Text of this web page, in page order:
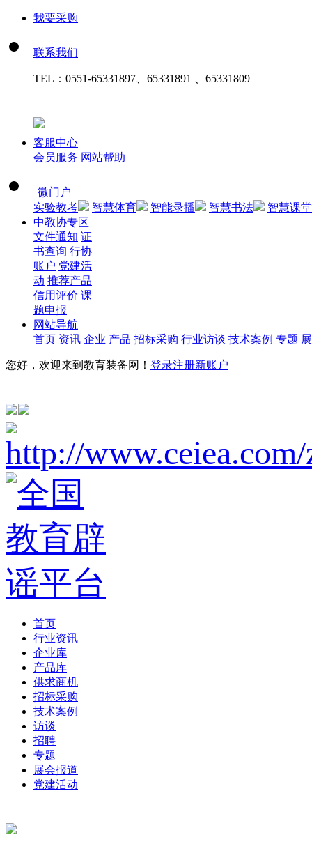
我要采购
联系我们
TEL： 0551-65331897、65331891 、65331809
客服中心
会员服务 网站帮助
微门户
实验教考
智慧体育 智能录播 智慧书法
智慧课堂
中教协专区
文件通知 证
书查询 行协
账户 党建活
动 推荐产品
信用评价 课
题申报
网站导航
首页 资讯 企业 产品 招标采购 行业访谈 技术案例 专题
您好，欢迎来到教育装备网！ 登录注册新账户
首页
行业资讯
企业库
产品库
供求商机
招标采购
技术案例
访谈
招聘
专题
展会报道
党建活动